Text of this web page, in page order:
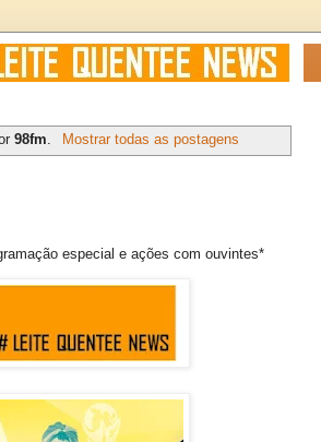
98fm Mostrar todas as postagens
especial e ações com ouvintes*